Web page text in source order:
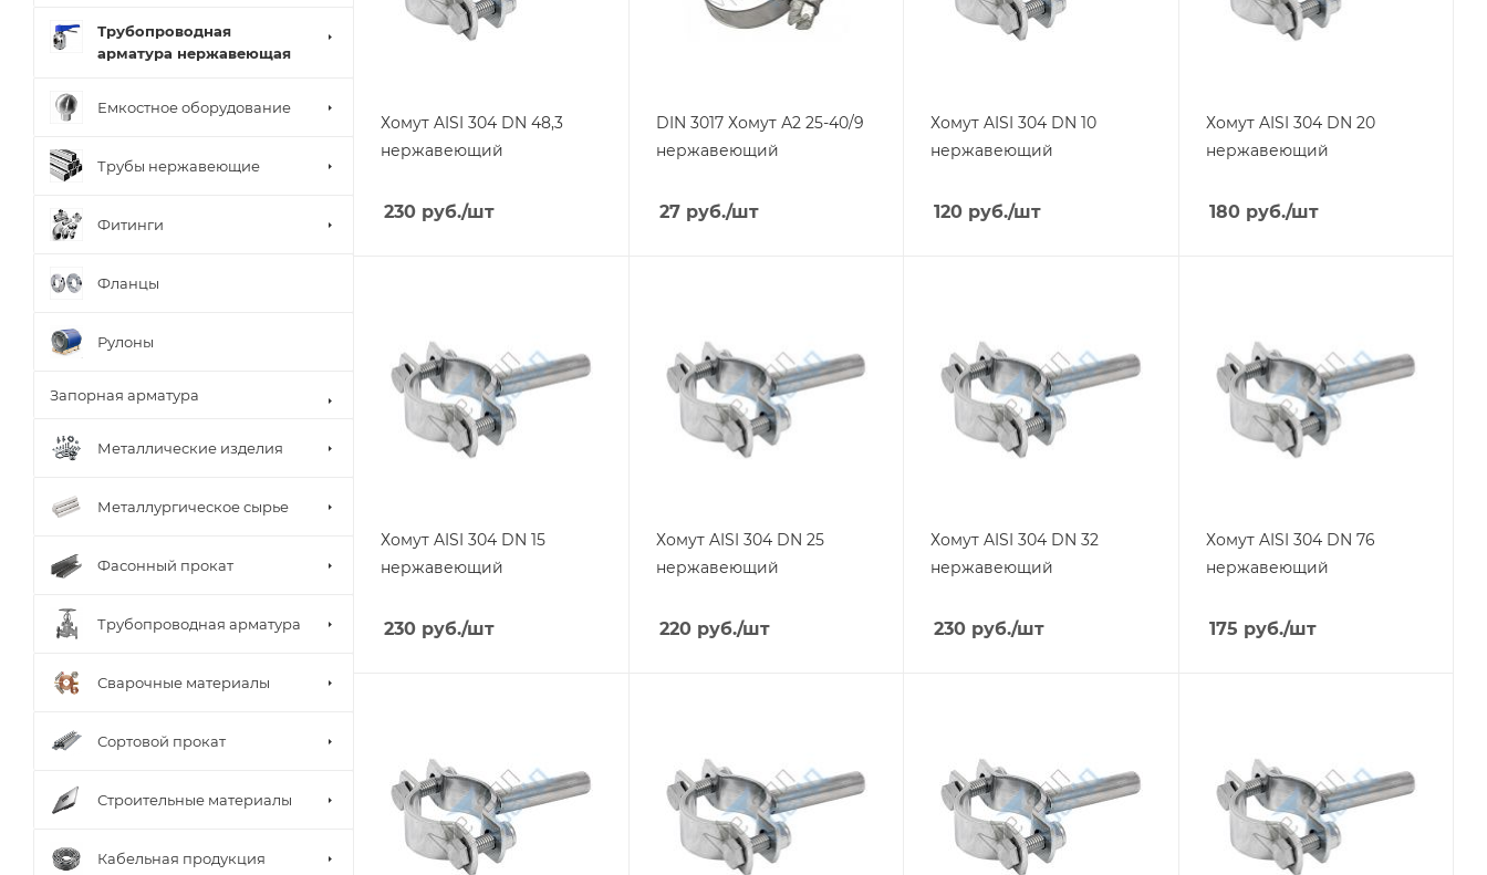
Хомут AISI 304 DN 48,3
нержавеющий
230 руб./шт
DIN 3017 Хомут А2 25-40/9
нержавеющий
27руб./шт
Хомут AISI 304 DN 10
нержавеющий
120 руб./шт
Хомут AISI 304 DN 20
нержавеющий
180руб./шт
Хомут AISI 304 DN 15
нержавеющий
230 руб./шт
Хомут AISI 304 DN 25
нержавеющий
220руб./шт
Хомут AISI 304 DN 32
нержавеющий
230 руб./шт
Хомут AISI 304 DN 76
нержавеющий
175 руб./шт
Трубопроводная
арматура нержавеющая
Емкостное оборудование
Трубы нержавеющие
Фитинги
Фланцы
Рулоны
Запорная арматура
Металлические изделия
Металлургическое сырье
Фасонный прокат
Трубопроводная арматура
Сварочные материалы
Сортовой прокат
Строительные материалы
Кабельная продукция